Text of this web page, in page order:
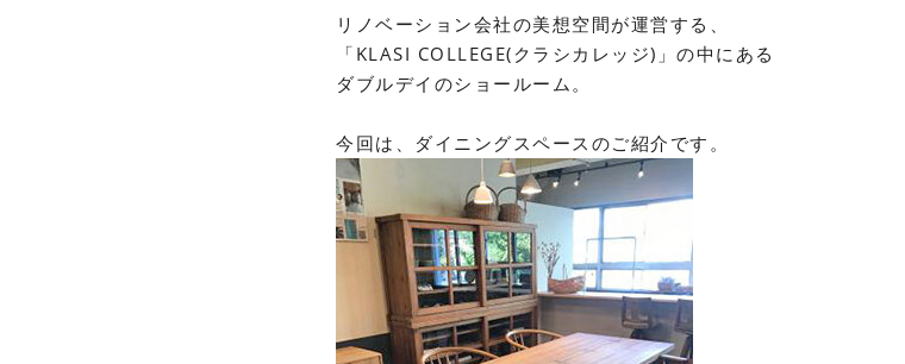
リノベーション会社の美想空間が運営する、
「 KLASI COLLEGE( クラシカレッジ) 」の中にある
ダブルデイのショールーム。
今回は、ダイニングスペースのご紹介です。